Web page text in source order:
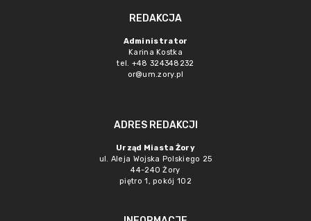
REDAKCJA
Administrator
Karina Kostka
tel. +48 324348232
or@um.zory.pl
ADRES REDAKCJI
Urząd Miasta Żory
ul. Aleja Wojska Polskiego 25
44-240 Żory
piętro 1, pokój 102